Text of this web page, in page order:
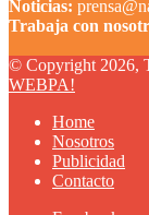
Noticias:
Trabaja con
© Copyright 2026,
WEBPA!
Home
Nosotros
Publicidad
Contacto